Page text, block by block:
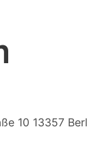
10 13357